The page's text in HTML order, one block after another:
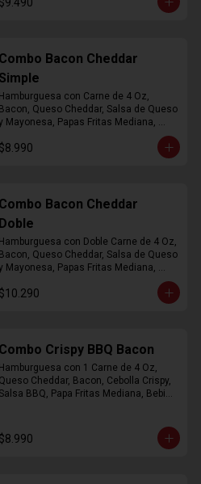
Combo Bacon Cheddar
Simple
Hamburguesa con Carne de 4 Oz,
Bacon, Queso Cheddar, Salsa de Queso
Mayonesa, Papas Fritas Mediana,
$8.990
Combo Bacon Cheddar
Doble
Hamburguesa con Doble Carne de 4 Oz,
Bacon, Queso Cheddar, Salsa de Queso
Mayonesa, Papas Fritas Mediana,
$10.290
Combo Crispy BBQ Bacon
Hamburguesa con 1 Carne de 4 Oz,
Queso Cheddar, Bacon, Cebolla Crispy,
Salsa BBQ, Papa Fritas Mediana, Bebida
$8.990